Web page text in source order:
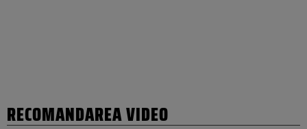
RECOMANDAREA VIDEO